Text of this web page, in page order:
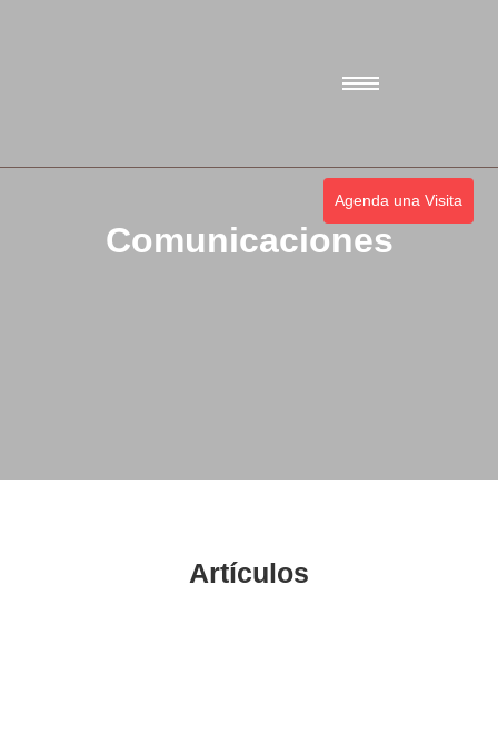
Agenda una Visita
Comunicaciones
Artículos